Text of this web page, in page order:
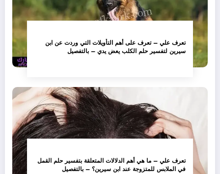
تعرف علي – تعرف على أهم التأويلات التي وردت عن ابن
سيرين لتفسير حلم الكلب يعض يدي – بالتفصيل
تعرف علي – ما هي أهم الدلالات المتعلقة بتفسير حلم القمل
في الملابس للمتزوجة عند ابن سيرين؟ – بالتفصيل